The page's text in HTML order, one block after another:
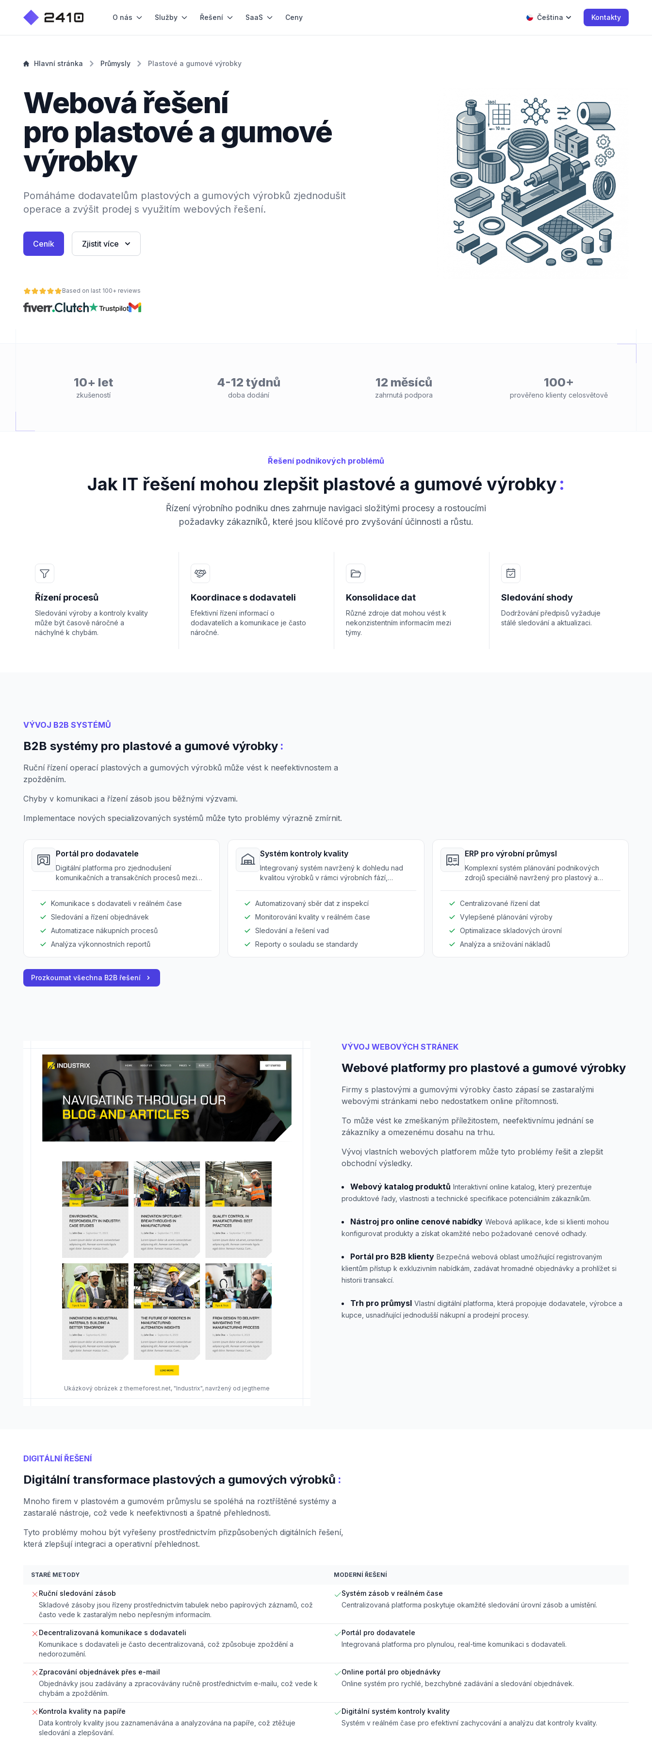
O nás Služby Řešení SaaS Ceny Čeština Kontakty
Hlavní stránka Průmysly Plastové a gumové výrobky
Webová řešení
pro plastové a gumové
výrobky
Pomáháme dodavatelům plastových a gumových výrobků zjednodušit
operace a zvýšit prodej s využitím webových řešení.
Ceník Zjistit více
Based on last 100+ reviews
10+ let
zkušeností
4-12 týdnů
doba dodání
12 měsíců
zahrnutá podpora
100+
prověřeno klienty celosvětově
Řešení podnikových problémů
Jak IT řešení mohou zlepšit plastové a gumové výrobky:
Řízení výrobního podniku dnes zahrnuje navigaci složitými procesy a rostoucími
požadavky zákazníků, které jsou klíčové pro zvyšování účinnosti a růstu.
Řízení procesů
Sledování výroby a kontroly kvality
může být časově náročné a
náchylné k chybám.
Koordinace s dodavateli
Efektivní řízení informací o
dodavatelích a komunikace je často
náročné.
Konsolidace dat
Různé zdroje dat mohou vést k
nekonzistentním informacím mezi
týmy.
Sledování shody
Dodržování předpisů vyžaduje
stálé sledování a aktualizaci.
VÝVOJ B2B SYSTÉMŮ
B2B systémy pro plastové a gumové výrobky :
Ruční řízení operací plastových a gumových výrobků může vést k neefektivnostem a
zpožděním.
Chyby v komunikaci a řízení zásob jsou běžnými výzvami.
Implementace nových specializovaných systémů může tyto problémy výrazně zmírnit.
Portál pro dodavatele
Digitální platforma pro zjednodušení
komunikačních a transakčních procesů mezi
Komunikace s dodavateli v reálném čase
Sledování a řízení objednávek
Automatizace nákupních procesů
Analýza výkonnostních reportů
Systém kontroly kvality
Integrovaný systém navržený k dohledu nad
kvalitou výrobků v rámci výrobních fází,
Automatizovaný sběr dat z inspekcí
Monitorování kvality v reálném čase
Sledování a řešení vad
Reporty o souladu se standardy
ERP pro výrobní průmysl
Komplexní systém plánování podnikových
zdrojů speciálně navržený pro plastový a
Centralizované řízení dat
Vylepšené plánování výroby
Optimalizace skladových úrovní
Analýza a snižování nákladů
Prozkoumat všechna B2B řešení
Ukázkový obrázek z themeforest.net, "Industrix", navržený od jegtheme
VÝVOJ WEBOVÝCH STRÁNEK
Webové platformy pro plastové a gumové výrobky
Firmy s plastovými a gumovými výrobky často zápasí se zastaralými
webovými stránkami nebo nedostatkem online přítomnosti.
To může vést ke zmeškaným příležitostem, neefektivnímu jednání se
zákazníky a omezenému dosahu na trhu.
Vývoj vlastních webových platforem může tyto problémy řešit a zlepšit
obchodní výsledky.
Webový katalog produktů Interaktivní online katalog, který prezentuje
produktové řady, vlastnosti a technické specifikace potenciálním zákazníkům.
Nástroj pro online cenové nabídky Webová aplikace, kde si klienti mohou
konfigurovat produkty a získat okamžité nebo požadované cenové odhady.
Portál pro B2B klienty Bezpečná webová oblast umožňující registrovaným
klientům přístup k exkluzivním nabídkám, zadávat hromadné objednávky a prohlížet si
historii transakcí.
Trh pro průmysl Vlastní digitální platforma, která propojuje dodavatele, výrobce a
kupce, usnadňující jednodušší nákupní a prodejní procesy.
DIGITÁLNÍ ŘEŠENÍ
Digitální transformace plastových a gumových výrobků :
Mnoho firem v plastovém a gumovém průmyslu se spoléhá na roztříštěné systémy a
zastaralé nástroje, což vede k neefektivnosti a špatné přehlednosti.
Tyto problémy mohou být vyřešeny prostřednictvím přizpůsobených digitálních řešení,
která zlepšují integraci a operativní přehlednost.
STARÉ METODY MODERNÍ ŘEŠENÍ
Ruční sledování zásob
Skladové zásoby jsou řízeny prostřednictvím tabulek nebo papírových záznamů, což
často vede k zastaralým nebo nepřesným informacím.
Systém zásob v reálném čase
Centralizovaná platforma poskytuje okamžité sledování úrovní zásob a umístění.
Decentralizovaná komunikace s dodavateli
Komunikace s dodavateli je často decentralizovaná, což způsobuje zpoždění a
nedorozumění.
Portál pro dodavatele
Integrovaná platforma pro plynulou, real-time komunikaci s dodavateli.
Zpracování objednávek přes e-mail
Objednávky jsou zadávány a zpracovávány ručně prostřednictvím e-mailu, což vede k
chybám a zpožděním.
Online portál pro objednávky
Online systém pro rychlé, bezchybné zadávání a sledování objednávek.
Kontrola kvality na papíře
Data kontroly kvality jsou zaznamenávána a analyzována na papíře, což ztěžuje
sledování a zlepšování.
Digitální systém kontroly kvality
Systém v reálném čase pro efektivní zachycování a analýzu dat kontroly kvality.